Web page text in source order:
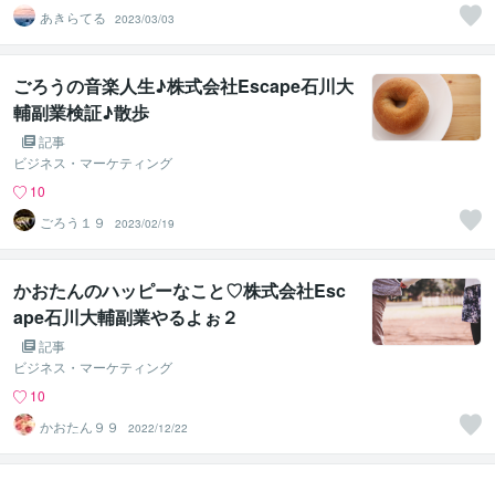
あきらてる
2023/03/03
ごろうの音楽人生♪株式会社Escape石川大
輔副業検証♪散歩
記事
ビジネス・マーケティング
10
ごろう１９
2023/02/19
かおたんのハッピーなこと♡株式会社Esc
ape石川大輔副業やるよぉ２
記事
ビジネス・マーケティング
10
かおたん９９
2022/12/22